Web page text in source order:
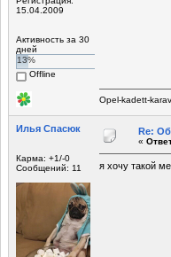
15.04.2009
Активность за 30
дней
13%
Offline
Opel-kadett-
Илья Спасюк
Карма: +1/-0
Сообщений: 11
Re:
«
я хочу такой